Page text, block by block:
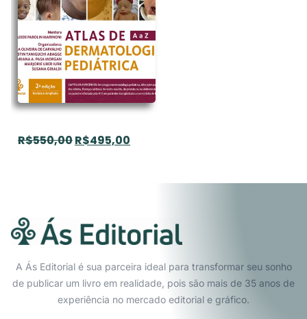
R$550,00R$495,00
A Ás Editorial é sua parceira ideal para transformar seu sonho
de publicar um livro em realidade, pois são mais de 35 anos de
experiência no mercado editorial e gráfico.